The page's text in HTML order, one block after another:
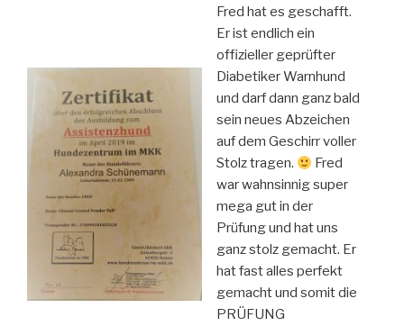
Fred hat es geschafft.
Er ist endlich ein
offizieller geprüfter
Diabetiker Warnhund
und darf dann ganz bald
sein neues Abzeichen
auf dem Geschirr voller
Stolz tragen.
Fred
war wahnsinnig super
mega gut in der
Prüfung und hat uns
ganz stolz gemacht. Er
hat fast alles perfekt
gemacht und somit die
PRÜFUNG